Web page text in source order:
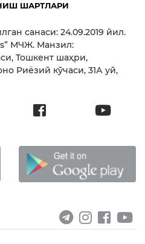
ШАРТЛАРИ
санаси: 24.09.2019 йил.
МЧЖ. Манзил:
Тошкент шаҳри,
Риёзий кўчаси, 31А уй,